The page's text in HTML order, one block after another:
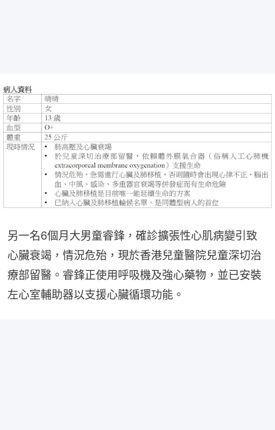
另一名6個月大男童睿鋒，確診擴張性心肌病變引致
心臟衰竭，情況危殆，現於香港兒童醫院兒童深切治
療部留醫。睿鋒正使用呼吸機及強心藥物，並已安裝
左心室輔助器以支援心臟循環功能。